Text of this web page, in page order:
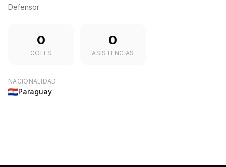
Defensor
0
GOLES
0
ASISTENCIAS
NACIONALIDAD
Paraguay